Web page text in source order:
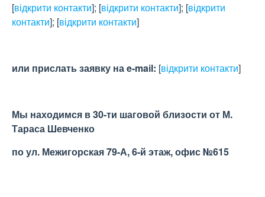
[відкрити контакти]; [відкрити контакти]; [відкрити
контакти]; [відкрити контакти]
или прислать заявку на e-maіl: [відкрити контакти]
Мы находимся в 30-ти шаговой близости от М.
Тараса Шевченко
по ул. Межигорская 79-А, 6-й этаж, офис №615